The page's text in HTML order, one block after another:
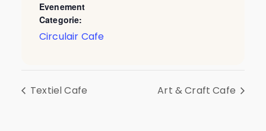
Evenement
Categorie:
Circulair Cafe
Textiel Cafe Art & Craft Cafe